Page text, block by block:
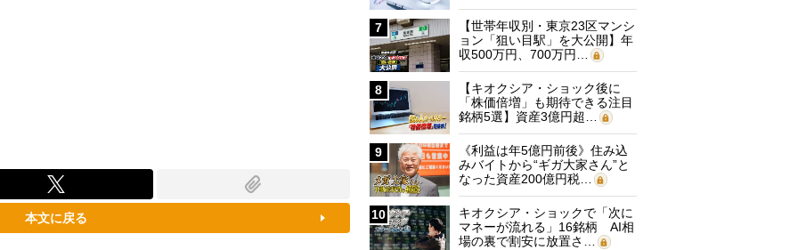
本文に戻る
7
【世帯年収別・東京23区マンシ
ョン「狙い目駅」を大公開】年
収500万円、700万円…
8
【キオクシア・ショック後に
「株価倍増」も期待できる注目
銘柄5選】資産3億円超…
9
《利益は年5億円前後》住み込
みバイトから“ギガ大家さん”と
なった資産200億円税…
10
キオクシア・ショックで「次に
マネーが流れる」16銘柄 AI相
場の裏で割安に放置さ…